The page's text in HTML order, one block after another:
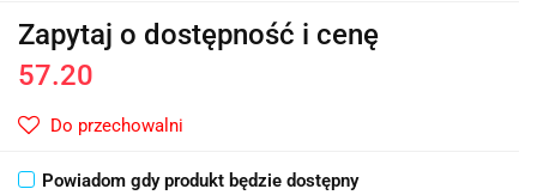
Zapytaj o dostępność i cenę
57.20
Do przechowalni
Powiadom gdy produkt będzie dostępny